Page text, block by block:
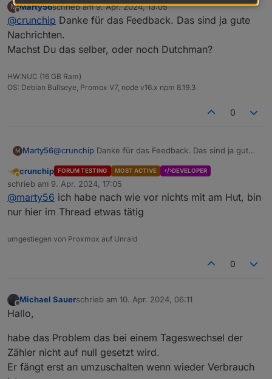
Dieser Adapter wird mittels Typescript von grundauf
neu entwickelt.
Wann er in den Startlöchern steht kann ich dir
allerdings nicht beantworten.
M Marty56schrieb am9. Apr. 2024, 13:05
zuletzt editiert von
@crunchip Danke für das Feedback. Das sind ja gute
Nachrichten.
Machst Du das selber, oder noch Dutchman?
HW:NUC (16 GB Ram)
OS: Debian Bullseye, Promox V7, node v16.x npm 8.19.3
0
M Marty56@crunchip Danke für das Feedback. Das sind ja gute
Machst Du das selber, oder noch Dutchman?
Abwesend
crunchip FORUM TESTING MOST ACTIVE DEVELOPER
schrieb am 9. Apr. 2024, 17:05
zuletzt editiert von
@marty56 ich habe nach wie vor nichts mit am Hut, bin
nur hier im Thread etwas tätig
umgestiegen von Proxmox auf Unraid
0
Offline
Michael Sauerschrieb am 10. Apr. 2024, 06:11
zuletzt editiert von
Hallo,
habe das Problem das bei einem Tageswechsel der
Zähler nicht auf null gesetzt wird.
Er fängt erst an umzuschalten wenn wieder Verbrauch